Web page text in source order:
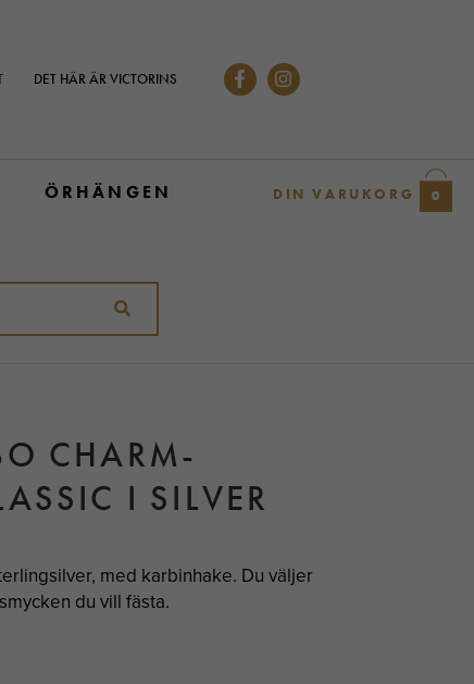
DET HÄR ÄR VICTORINS
ÖRHÄNGEN DIN VARUKORG 0
CHARM-
I SILVER
med karbinhake. Du väljer
du vill fästa.